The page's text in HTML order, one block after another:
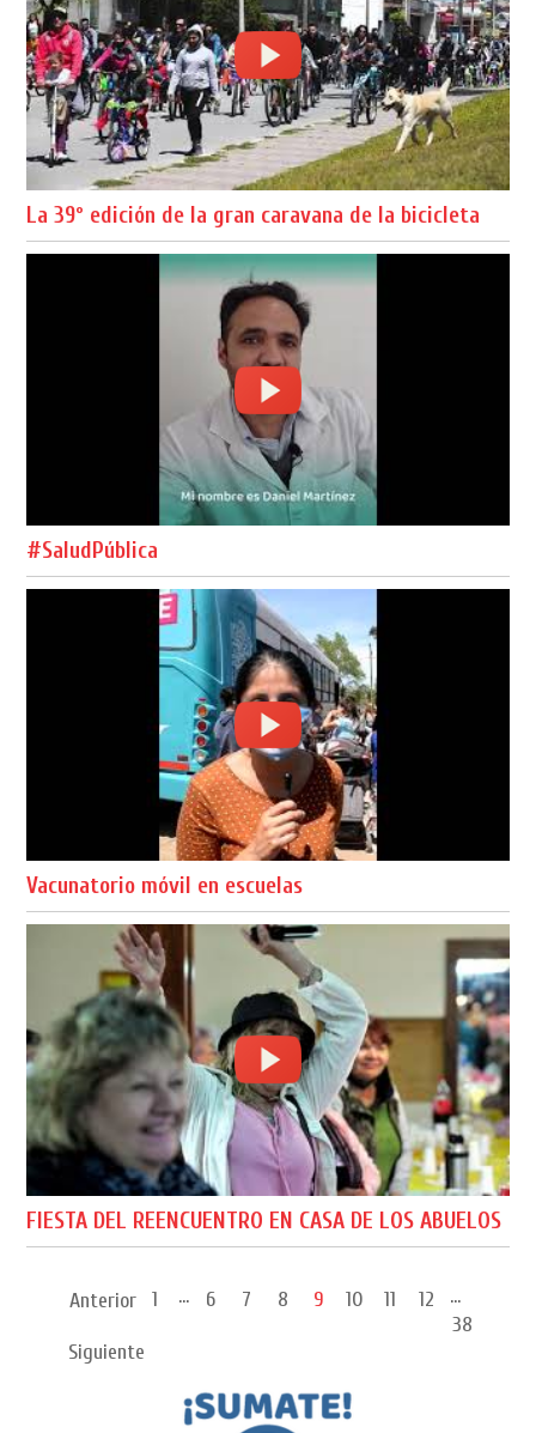
La 39º edición de la gran caravana de la bicicleta
#SaludPública
Vacunatorio móvil en escuelas
FIESTA DEL REENCUENTRO EN CASA DE LOS ABUELOS
Anterior 1 ... 6 7 8 9 10 11 12
...
38
Siguiente